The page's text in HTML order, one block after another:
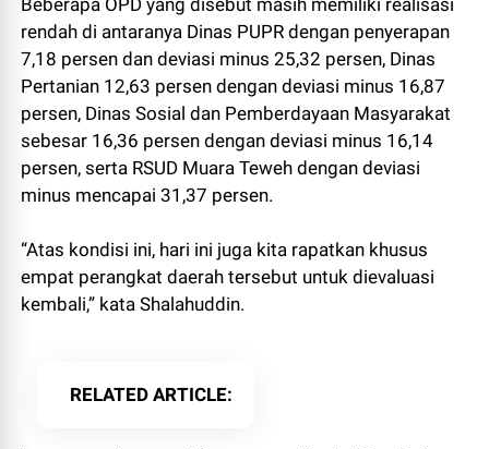
Beberapa OPD yang disebut masih memiliki realisasi
rendah di antaranya Dinas PUPR dengan penyerapan
7,18 persen dan deviasi minus 25,32 persen, Dinas
Pertanian 12,63 persen dengan deviasi minus 16,87
persen, Dinas Sosial dan Pemberdayaan Masyarakat
sebesar 16,36 persen dengan deviasi minus 16,14
persen, serta RSUD Muara Teweh dengan deviasi
minus mencapai 31,37 persen.
“Atas kondisi ini, hari ini juga kita rapatkan khusus
empat perangkat daerah tersebut untuk dievaluasi
kembali,” kata Shalahuddin.
RELATED ARTICLE